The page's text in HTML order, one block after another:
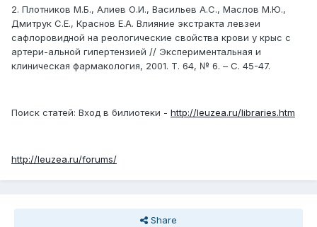
2. Плотников М.Б., Алиев О.И., Васильев А.С., Маслов М.Ю.,
Дмитрук С.Е., Краснов Е.А. Влияние экстракта левзеи
сафлоровидной на реологические свойства крови у крыс с
артери-альной гипертензией // Экспериментальная и
клиническая фармакология, 2001. Т. 64, № 6. – С. 45-47.
Поиск статей: Вход в билиотеки - http://leuzea.ru/libraries.htm
http://leuzea.ru/forums/
Share